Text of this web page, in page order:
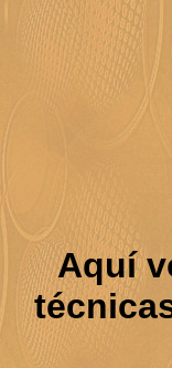
Aquí